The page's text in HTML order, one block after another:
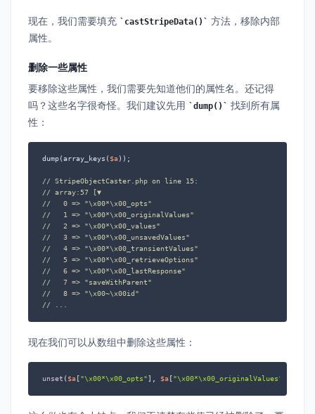
现在，我们需要填充 castStripeData()
方法，移除内部
属性。
删除一些属性
要移除这些属性，我们需要先知道他们的属性名。还记得
吗？这些名字很奇怪。我们建议先用
dump()
找到所有属
性：
dump(array_keys( $a));
// StripeObjectCaster.php on line 15:
// array:57 [▼
//   0 => "\x00*\x00_opts"
//   1 => "\x00*\x00_originalValues"
//   2 => "\x00*\x00_values"
//   3 => "\x00*\x00_unsavedValues"
//   4 => "\x00*\x00_transientValues"
//   5 => "\x00*\x00_retrieveOptions"
//   6 => "\x00*\x00_lastResponse"
//   7 => "saveWithParent"
//   8 => "\x00~\x00id"
// ...
现在我们可以从数组中删除这些属性：
unset ( $a["\x00*\x00_opts"], $a["\x00*\x00_originalValues"